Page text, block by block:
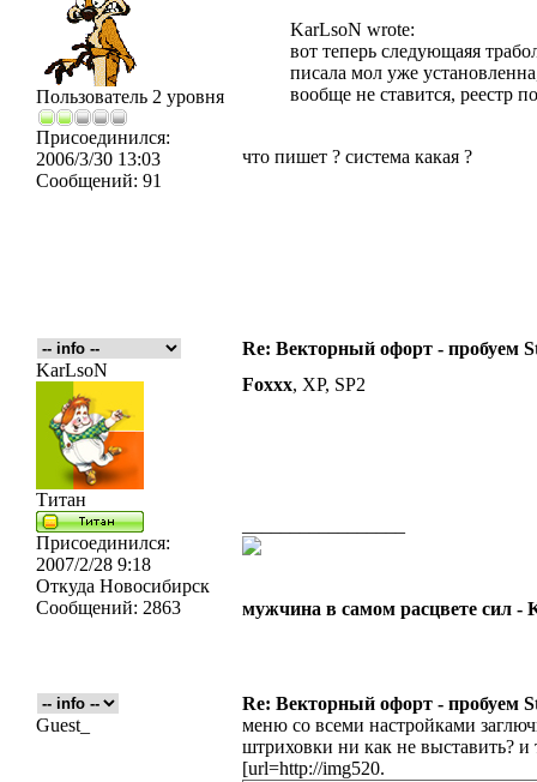
Пользователь 2 уровня
Присоединился:
2006/3/30 13:03
Сообщений: 91
KarLsoN wrote:
вот теперь следующаяя
писала мол уже
вообще не ставится, реестр
что пишет ? система какая ?
Re: Векторный офорт - пробуем
KarLsoN
Титан
Присоединился:
2007/2/28 9:18
Откуда Новосибирск
Сообщений: 2863
Foxxx, XP, SP2
мужчина в самом расцвете сил -
Re: Векторный офорт - пробуем
Guest_
меню со всеми настройками
штриховки ни как не выставить?
[url=http://img520.